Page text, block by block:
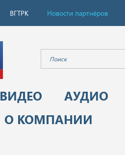
ВГТРК Новости партнёров
ВИДЕО
АУДИО
О КОМПАНИИ